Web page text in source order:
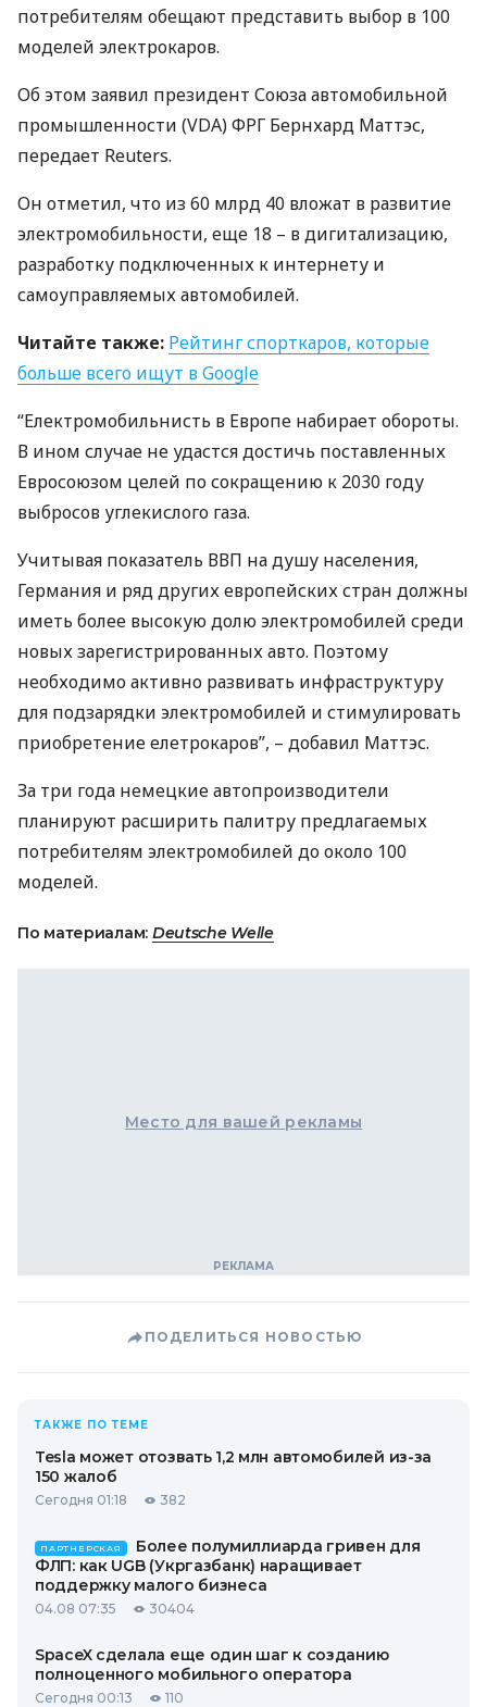
потребителям обещают представить выбор в 100
моделей электрокаров.
Об этом заявил президент Союза автомобильной
промышленности (VDA)ФРГ Бернхард Маттэс,
передает Reuters.
Он отметил, что из 60 млрд 40 вложат в развитие
электромобильности, еще 18 – в дигитализацию,
разработку подключенных к интернету и
самоуправляемых автомобилей.
Читайте также: Рейтинг спорткаров, которые
больше всего ищут в Google
“Електромобильнисть в Европе набирает обороты.
В ином случае не удастся достичь поставленных
Евросоюзом целей по сокращению к 2030 году
выбросов углекислого газа.
Учитывая показатель ВВП на душу населения,
Германия и ряд других европейских стран должны
иметь более высокую долю электромобилей среди
новых зарегистрированных авто. Поэтому
необходимо активно развивать инфраструктуру
для подзарядки электромобилей и стимулировать
приобретение елетрокаров”, – добавил Маттэс.
За три года немецкие автопроизводители
планируют расширить палитру предлагаемых
потребителям электромобилей до около 100
моделей.
По материалам: Deutsche Welle
Место для вашей рекламы
ПОДЕЛИТЬСЯ НОВОСТЬЮ
ТАКЖЕ ПО ТЕМЕ
Tesla может отозвать 1,2 млн автомобилей из-за
150 жалоб
Сегодня 01:18 382
ПАРТНЕРСКАЯ
Более полумиллиарда гривен для
ФЛП: как UGB (Укргазбанк) наращивает
поддержку малого бизнеса
04.08 07:35 30404
SpaceX сделала еще один шаг к созданию
полноценного мобильного оператора
Сегодня 00:13 110